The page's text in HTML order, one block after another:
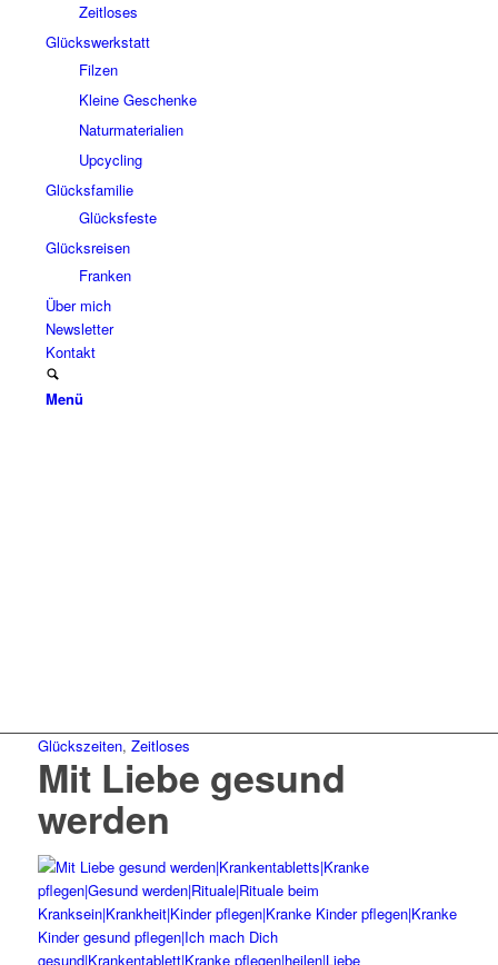
Zeitloses
Glückswerkstatt
Filzen
Kleine Geschenke
Naturmaterialien
Upcycling
Glücksfamilie
Glücksfeste
Glücksreisen
Franken
Über mich
Newsletter
Kontakt
Menü
Glückszeiten, Zeitloses
Mit Liebe gesund
werden